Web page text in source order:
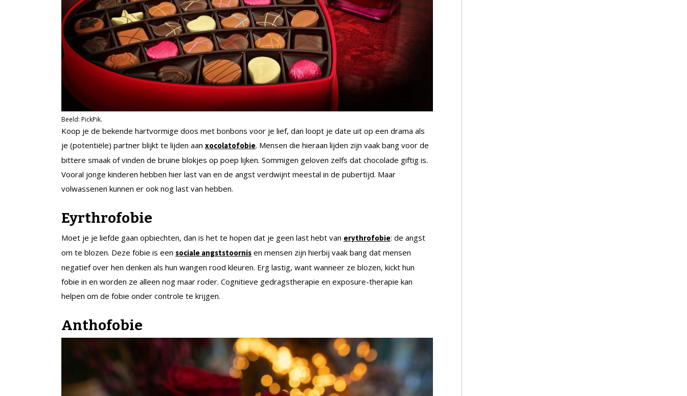
Beeld: PickPik.
Koop je de bekende hartvormige doos met bonbons voor je lief, dan loopt je date uit op een drama als
je (potentiële) partner blijkt te lijden aan xocolatofobie. Mensen die hieraan lijden zijn vaak bang voor de
bittere smaak of vinden de bruine blokjes op poep lijken. Sommigen geloven zelfs dat chocolade giftig is.
Vooral jonge kinderen hebben hier last van en de angst verdwijnt meestal in de pubertijd. Maar
volwassenen kunnen er ook nog last van hebben.
Eyrthrofobie
Moet je je liefde gaan opbiechten, dan is het te hopen dat je geen last hebt van erythrofobie: de angst
om te blozen. Deze fobie is een sociale angststoornis en mensen zijn hierbij vaak bang dat mensen
negatief over hen denken als hun wangen rood kleuren. Erg lastig, want wanneer ze blozen, kickt hun
fobie in en worden ze alleen nog maar roder. Cognitieve gedragstherapie en exposure-therapie kan
helpen om de fobie onder controle te krijgen.
Anthofobie